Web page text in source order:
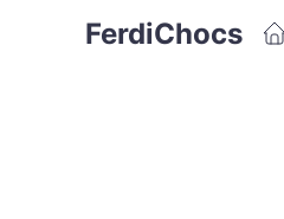
FerdiChocs